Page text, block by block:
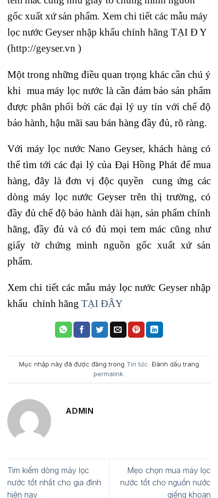
Một trong những điều quan trọng khác cần chú ý
khi mua máy lọc nước là cần đảm bảo sản phẩm
được phân phối bởi các đại lý uy tín với chế độ
bảo hành, hậu mãi sau bán hàng đầy đủ, rõ ràng.
Với máy lọc nước Nano Geyser, khách hàng có
thể tìm tới các đại lý của Đại Hồng Phát để mua
hàng, đây là đơn vị độc quyền cung ứng các
dòng máy lọc nước Geyser trên thị trường, có
đầy đủ chế độ bảo hành dài hạn, sản phẩm chính
hãng, đầy đủ và có đủ mọi tem mác cũng như
giấy tờ chứng minh nguồn gốc xuất xứ sản
phẩm.
Xem chi tiết các mẫu máy lọc nước Geyser nhập
khẩu chính hãng TẠI ĐÂY
Mục nhập này đã được đăng trong Tin tức . Đánh dấu trang
permalink
ADMIN
Tìm kiếm dòng máy lọc
nước tốt nhất cho gia đình
hiện nay
Mẹo chọn mua máy lọc
nước tốt cho nguồn nước
giếng khoan